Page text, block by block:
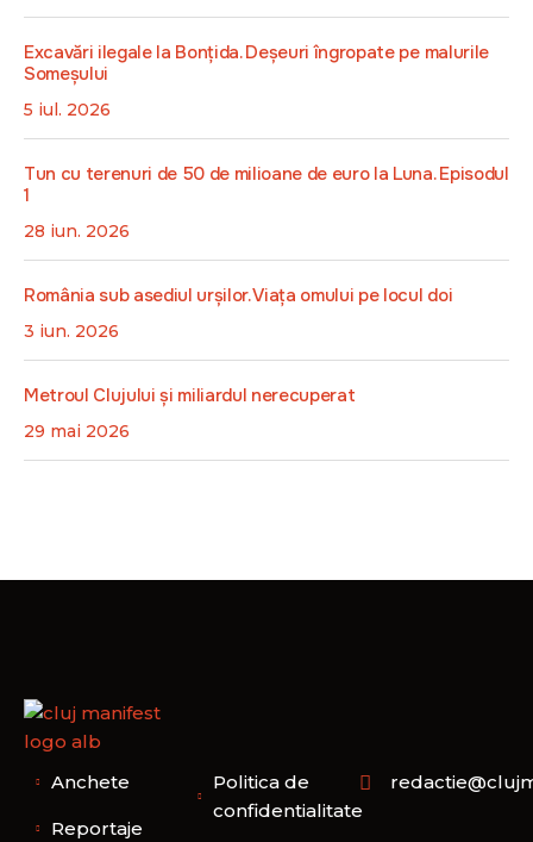
Excavări ilegale la Bonțida. Deșeuri îngropate pe malurile
Someșului
5 iul. 2026
Tun cu terenuri de 50 de milioane de euro la Luna. Episodul
1
28 iun. 2026
România sub asediul urșilor. Viața omului pe locul doi
3 iun. 2026
Metroul Clujului și miliardul nerecuperat
29 mai 2026
Anchete
Reportaje
Politica de
confidentialitate